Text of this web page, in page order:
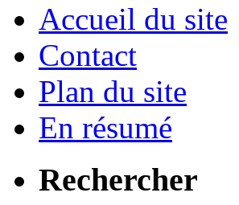
Accueil du site
Contact
Plan du site
En résumé
Rechercher